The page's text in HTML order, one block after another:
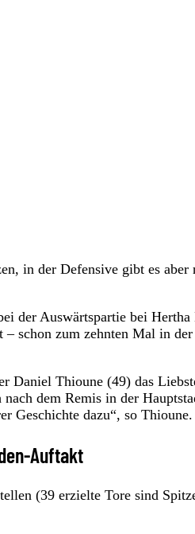
in der Defensive gibt es
der Auswärtspartie bei Hertha
schon zum zehnten Mal in
Daniel Thioune (49) das
dem Remis in der
Geschichte dazu“, so Thioune.
Auftakt
(39 erzielte Tore sind